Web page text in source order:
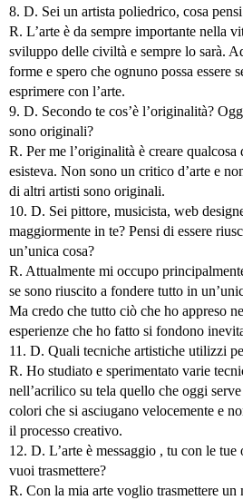
8. D. Sei un artista poliedrico, cosa
R. L’arte è da sempre importante nella
sviluppo delle civiltà e sempre lo sarà.
forme e spero che ognuno possa essere
esprimere con l’arte.
9. D. Secondo te cos’è l’originalità?
sono originali?
R. Per me l’originalità è creare
esisteva. Non sono un critico d’arte e
di altri artisti sono originali.
10. D. Sei pittore, musicista, web
maggiormente in te? Pensi di essere
un’unica cosa?
R. Attualmente mi occupo
se sono riuscito a fondere tutto in
Ma credo che tutto ciò che ho appreso
esperienze che ho fatto si fondono
11. D. Quali tecniche artistiche utilizzi
R. Ho studiato e sperimentato varie
nell’acrilico su tela quello che oggi
colori che si asciugano velocemente e
il processo creativo.
12. D. L’arte è messaggio , tu con le tue
vuoi trasmettere?
R. Con la mia arte voglio trasmettere un